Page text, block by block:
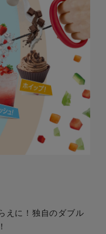
えに！独自のダブル